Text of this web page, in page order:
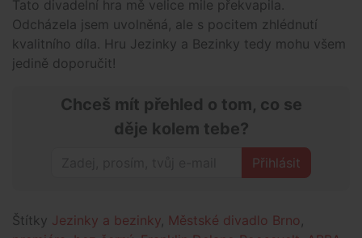
Tato divadelní hra mě velice mile překvapila.
Odcházela jsem uvolněná, ale s pocitem zhlédnutí
kvalitního díla. Hru Jezinky a Bezinky tedy mohu všem
jedině doporučit!
Chceš mít přehled o tom, co se
děje kolem tebe?
Přihlásit
Štítky Jezinky a bezinky Městské divadlo Brno